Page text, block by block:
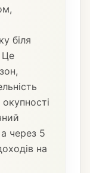
біля
Це
через 5
на